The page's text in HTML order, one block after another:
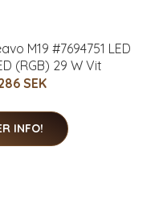
M19 #7694751 LED
(RGB) 29 W Vit
SEK
INFO!